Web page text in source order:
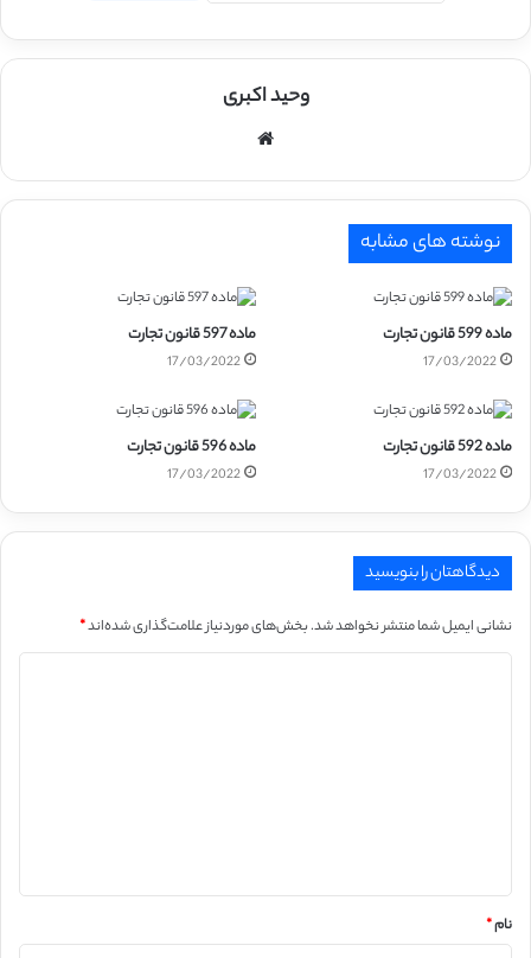
وحید اکبری
نوشته های مشابه
ماده 599 قانون تجارت
17/03/2022
ماده 597 قانون تجارت
17/03/2022
ماده 592 قانون تجارت
17/03/2022
ماده 596 قانون تجارت
17/03/2022
دیدگاهتان را بنویسید
نشانی ایمیل شما منتشر نخواهد شد.بخش‌های موردنیاز علامت‌گذاری شده‌اند*
نام*